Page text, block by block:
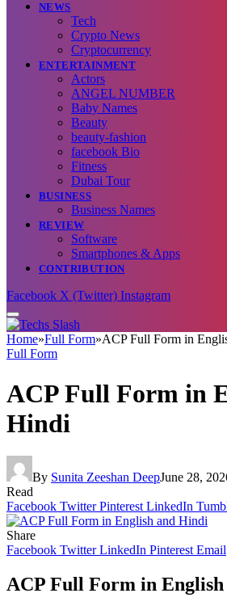
NEWS
Tech
Crypto News
Cryptocurrency
ENTERTAINMENT
Actors
ANGEL NUMBER
Baby Names
Beauty
beauty-fashion
facebook Bio
Fitness
Dubai Tour
BUSINESS
Business Names
REVIEW
Software
Smartphones & Apps
CONTRIBUTION
Facebook X (Twitter) Instagram
Home»Full Form»ACP Full Form in
Full Form
ACP Full Form in
Hindi
By Sunita Zeeshan DeepJune 28,
Read
Facebook Twitter Pinterest LinkedIn
Share
Facebook Twitter LinkedIn Pinterest Email
ACP Full Form in English